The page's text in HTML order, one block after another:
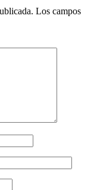
Los campos